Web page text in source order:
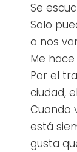
Se
Solo
o nos
Me
Por el
ciudad,
Cuando
está
gusta